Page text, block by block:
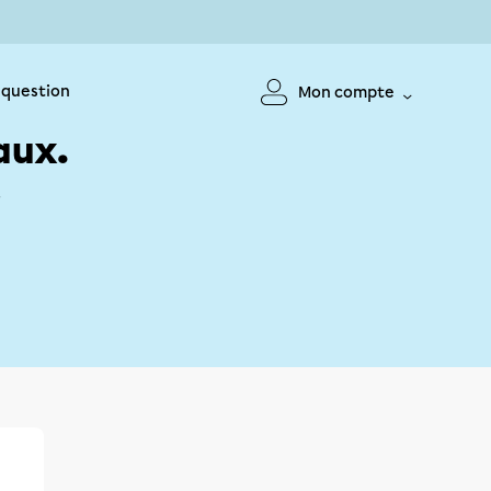
Mon compte